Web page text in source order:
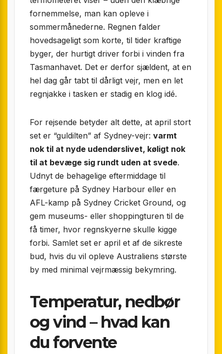
fornemmelse, man kan opleve i
sommermånederne. Regnen falder
hovedsageligt som korte, til tider kraftige
byger, der hurtigt driver forbi i vinden fra
Tasmanhavet. Det er derfor sjældent, at en
hel dag går tabt til dårligt vejr, men en let
regnjakke i tasken er stadig en klog idé.
For rejsende betyder alt dette, at april stort
set er “guldilten” af Sydney-vejr: varmt
nok til at nyde udendørslivet, køligt nok
til at bevæge sig rundt uden at svede.
Udnyt de behagelige eftermiddage til
færgeture på Sydney Harbour eller en
AFL-kamp på Sydney Cricket Ground, og
gem museums- eller shoppingturen til de
få timer, hvor regnskyerne skulle kigge
forbi. Samlet set er april et af de sikreste
bud, hvis du vil opleve Australiens største
by med minimal vejrmæssig bekymring.
Temperatur, nedbør
og vind – hvad kan
du forvente